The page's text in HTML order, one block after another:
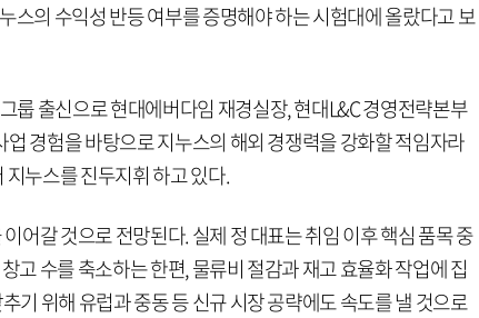
스의 수익성 반등 여부를 증명해야 하는 시험대에 올랐다고 보
룹 출신으로 현대에버다임 재경실장, 현대L&C 경영전략본부
업 경험을 바탕으로 지누스의 해외 경쟁력을 강화할 적임자라
누스를 진두지휘 하고 있다.
어갈 것으로 전망된다. 실제 정 대표는 취임 이후 핵심 품목 중
고 수를 축소하는 한편, 물류비 절감과 재고 효율화 작업에 집
기 위해 유럽과 중동 등 신규 시장 공략에도 속도를 낼 것으로